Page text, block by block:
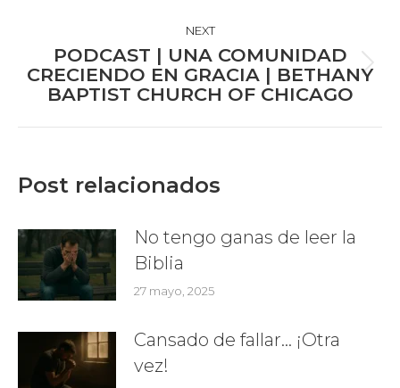
NEXT
Next
post:
PODCAST | UNA COMUNIDAD
CRECIENDO EN GRACIA | BETHANY
BAPTIST CHURCH OF CHICAGO
Post relacionados
No tengo ganas de leer la
Biblia
27 mayo, 2025
Cansado de fallar… ¡Otra
vez!